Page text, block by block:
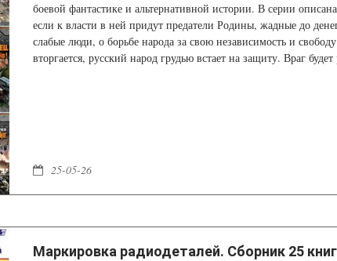
боевой фантастике и альтернативной истории. В серии
если к власти в ней придут предатели Родины, жадные до
слабые люди, о борьбе народа за свою независимость и
вторгается, русский народ грудью встает на защиту. Враг
25-05-26
Маркировка радиодеталей. Сборник 25 книг